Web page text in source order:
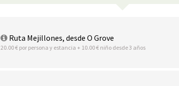
Ruta Mejillones, desde O Grove
20.00 € por persona y estancia + 10.00 € niño desde 3 años